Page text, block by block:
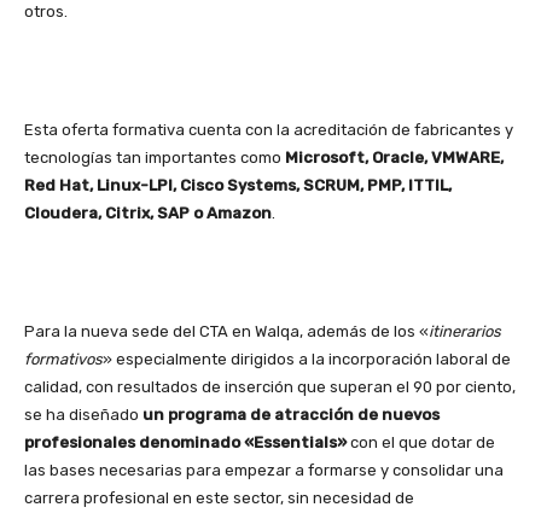
otros.
Esta oferta formativa cuenta con la acreditación de fabricantes y
tecnologías tan importantes como Microsoft, Oracle, VMWARE,
Red Hat, Linux-LPI, Cisco Systems, SCRUM, PMP, ITTIL,
Cloudera, Citrix, SAP o Amazon
Para la nueva sede del CTA en Walqa, además de los «itinerarios
formativos» especialmente dirigidos a la incorporación laboral de
calidad, con resultados de inserción que superan el 90 por ciento,
se ha diseñado un programa de atracción de nuevos
profesionales denominado «Essentials»con el que dotar de
las bases necesarias para empezar a formarse y consolidar una
carrera profesional en este sector, sin necesidad de